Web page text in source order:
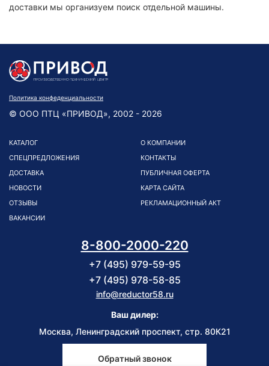
доставки мы организуем поиск отдельной машины.
Политика конфеденциальности
© ООО ПТЦ «ПРИВОД», 2002 - 2026
КАТАЛОГ
СПЕЦПРЕДЛОЖЕНИЯ
ДОСТАВКА
НОВОСТИ
ОТЗЫВЫ
ВАКАНСИИ
О КОМПАНИИ
КОНТАКТЫ
ПУБЛИЧНАЯ ОФЕРТА
КАРТА САЙТА
РЕКЛАМАЦИОННЫЙ АКТ
8-800-2000-220
+7 (495) 979-59-95
+7 (495) 978-58-85
info@reductor58.ru
Ваш дилер:
Москва, Ленинградский проспект, стр. 80К21
Обратный звонок